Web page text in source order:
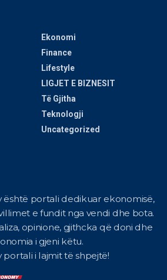
Ekonomi
Finance
Lifestyle
LIGJET E BIZNESIT
Të Gjitha
Teknologji
Uncategorized
është portali dedikuar ekonomisë,
e fundit nga vendi dhe bota.
opinione, gjithcka që doni dhe
i gjeni këtu.
portali i lajmit të shpejtë!